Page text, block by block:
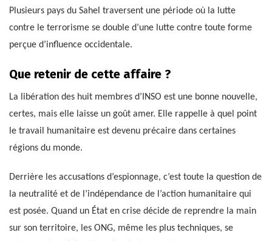
Plusieurs pays du Sahel traversent une période où la lutte
contre le terrorisme se double d’une lutte contre toute forme
perçue d’influence occidentale.
Que retenir de cette affaire ?
La libération des huit membres d’INSO est une bonne nouvelle,
certes, mais elle laisse un goût amer. Elle rappelle à quel point
le travail humanitaire est devenu précaire dans certaines
régions du monde.
Derrière les accusations d’espionnage, c’est toute la question de
la neutralité et de l’indépendance de l’action humanitaire qui
est posée. Quand un État en crise décide de reprendre la main
sur son territoire, les ONG, même les plus techniques, se